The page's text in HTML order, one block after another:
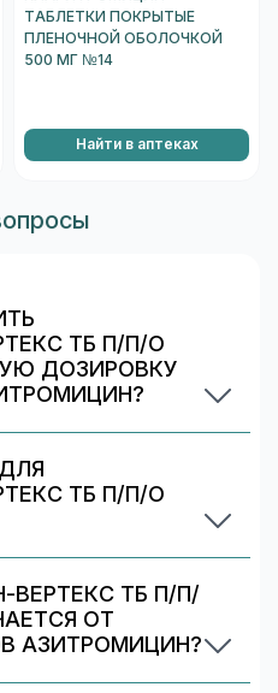
ТАБЛЕТКИ ПОКРЫТЫЕ
ПЛЕНОЧНОЙ ОБОЛОЧКОЙ
500 МГ №14
Найти в аптеках
ТБ П/П/О
ДОЗИРОВКУ
дозировок/упаковок
Подбор дозировки
ТБ П/П/О
аптеки.
ТБ П/П/
ОТ
АЗИТРОМИЦИН?